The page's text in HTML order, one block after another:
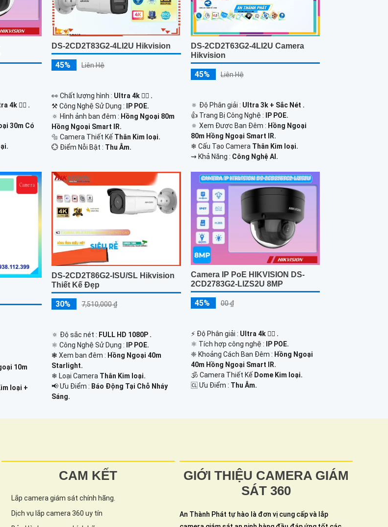
4k 👍🏾 .
30m Có
DS-2CD2T83G2-4LI2U Hikvision
45% Liên Hệ
️👀 Chất lượng hình : Ultra 4k 👍🏾 .
⚒ Công Nghệ Sử Dụng :
IP POE.
🔅 Hình ảnh ban đêm : Hồng Ngoại 80m
Hồng Ngoại Smart IR.
🔩 Camera Thiết Kế Thân Kim loại.
️💮 Điểm Nỗi Bật : Thu Âm.
DS-2CD2T63G2-4LI2U Camera
Hikvision
45% Liên Hệ
🔅 Độ Phân giải : Ultra 3k + Sắc Nét .
👍 Trang Bị Công Nghệ :
IP POE.
🔅 Xem Được Ban Đêm : Hồng Ngoại
80m Hồng Ngoại Smart IR.
❄ Cấu Tạo Camera Thân Kim loại.
️⇝ Khả Năng : Công Nghệ AI.
10m
loại +
DS-2CD2T86G2-ISU/SL Hikvision
Thiết Kế Đẹp
30% 7,510,000 ₫
🔅 Độ sắc nét : FULL HD 1080P .
⚛️ Công Nghệ Sử Dụng :
IP POE.
❃ Xem ban đêm : Hồng Ngoại 40m
Starlight.
❄ Loại Camera Thân Kim loại.
️📢 Ưu Điểm : Báo Động Tại Chỗ Nháy
Sáng.
Camera IP PoE HIKVISION DS-
2CD2783G2-LIZS2U 8MP
45% 00 ₫
️⚡ Độ Phân giải : Ultra 4k 👍🏾 .
⚛️ Tích hợp công nghệ :
IP POE.
❈ Khoảng Cách Ban Đêm : Hồng Ngoại
40m Hồng Ngoại Smart IR.
🕉️ Camera Thiết Kế Dome Kim loại.
️🆑 Ưu Điểm : Thu Âm.
CAM KẾT
Lắp camera giám sát chính hãng.
Dịch vụ lắp camera 360 uy tín
GIỚI THIỆU CAMERA GIÁM
SÁT 360
An Thành Phát tự hào là đơn vị cung cấp và lắp